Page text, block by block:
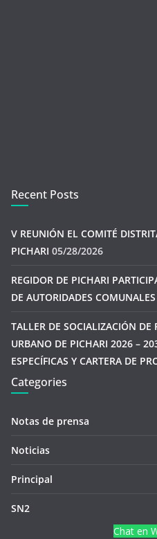
Recent Posts
V REUNIÓN EL COMITÉ
PICHARI 05/28/2026
REGIDOR DE PICHARI
DE AUTORIDADES COMUNALES
TALLER DE SOCIALIZACIÓN DE
URBANO DE PICHARI 2026 –
ESPECÍFICAS Y CARTERA DE
Categories
Notas de prensa
Noticias
Principal
SN2
Chat en